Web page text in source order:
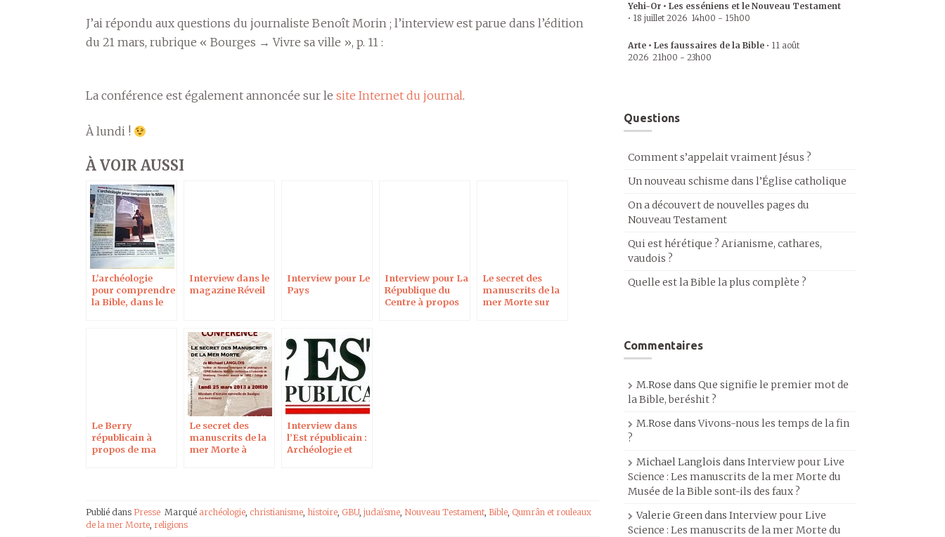
J’ai répondu aux questions du journaliste Benoît Morin ; l’interview est parue dans l’édition
du 21 mars, rubrique « Bourges → Vivre sa ville », p. 11 :
La conférence est également annoncée sur le site Internet du journal.
À lundi !
À VOIR AUSSI
L’archéologie
pour comprendre
la Bible, dans le
Interview dans le
magazine Réveil
Interview pour Le
Pays
Interview pour La
République du
Centre à propos
Le secret des
manuscrits de la
mer Morte sur
Le Berry
républicain à
propos de ma
Le secret des
manuscrits de la
mer Morte à
Interview dans
l’Est républicain :
Archéologie et
Publié dans Presse Marqué archéologie, christianisme, histoire, GBU, judaïsme, Nouveau Testament, Bible, Qumrân et rouleaux
de la mer Morte, religions
Yehi-Or • Les esséniens et le Nouveau Testament
• 18 juillet 2026 14h00 - 15h00
Arte • Les faussaires de la Bible • 11 août
2026 21h00 - 23h00
Questions
Comment s’appelait vraiment Jésus ?
Un nouveau schisme dans l’Église catholique
On a découvert de nouvelles pages du
Nouveau Testament
Qui est hérétique ? Arianisme, cathares,
vaudois ?
Quelle est la Bible la plus complète ?
Commentaires
M.Rose dans Que signifie le premier mot de
la Bible, beréshit ?
M.Rose dansVivons-nous les temps de la fin
?
Michael Langlois dans Interview pour Live
Science : Les manuscrits de la mer Morte du
Musée de la Bible sont-ils des faux ?
Valerie Greendans Interview pour Live
Science : Les manuscrits de la mer Morte du